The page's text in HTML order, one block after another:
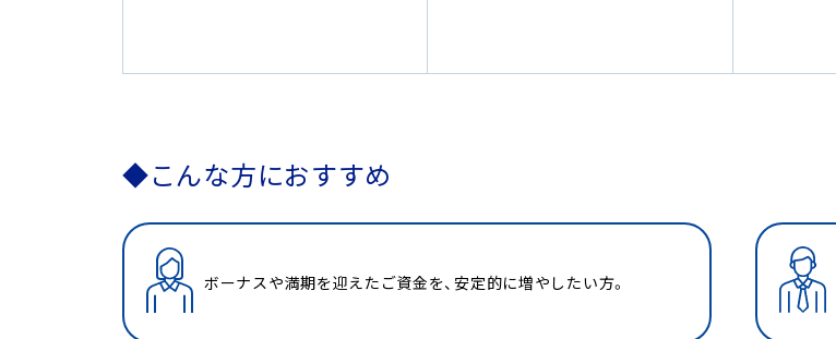
◆こんな方におすすめ
ボーナスや満期を迎えたご資金を、安定的に増やしたい方。